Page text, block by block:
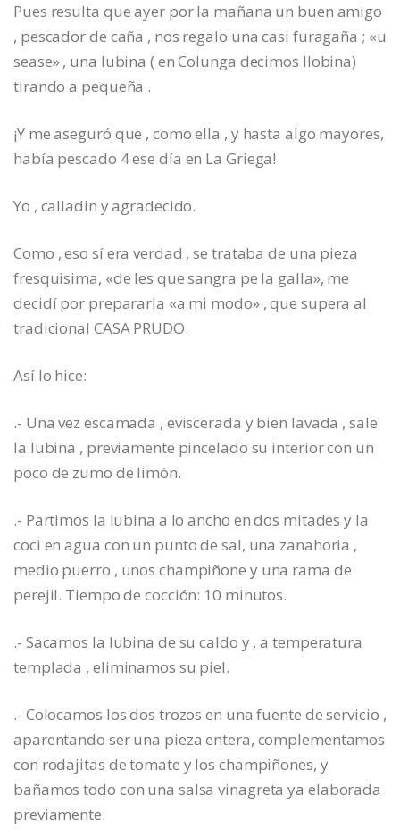
Pues resulta que ayer por la mañana un buen amigo
, pescador de caña , nos regalo una casi furagaña ; «u
sease» , una lubina ( en Colunga decimos llobina)
tirando a pequeña .
¡Y me aseguró que , como ella , y hasta algo mayores,
había pescado 4 ese día en La Griega!
Yo , calladin y agradecido.
Como , eso sí era verdad , se trataba de una pieza
fresquisima, «de les que sangra pe la galla», me
decidí por prepararla «a mi modo» , que supera al
tradicional CASA PRUDO.
Así lo hice:
.- Una vez escamada , eviscerada y bien lavada , sale
la lubina , previamente pincelado su interior con un
poco de zumo de limón.
.- Partimos la lubina a lo ancho en dos mitades y la
coci en agua con un punto de sal, una zanahoria ,
medio puerro , unos champiñone y una rama de
perejil. Tiempo de cocción: 10 minutos.
.- Sacamos la lubina de su caldo y , a temperatura
templada , eliminamos su piel.
.- Colocamos los dos trozos en una fuente de servicio ,
aparentando ser una pieza entera, complementamos
con rodajitas de tomate y los champiñones, y
bañamos todo con una salsa vinagreta ya elaborada
previamente.